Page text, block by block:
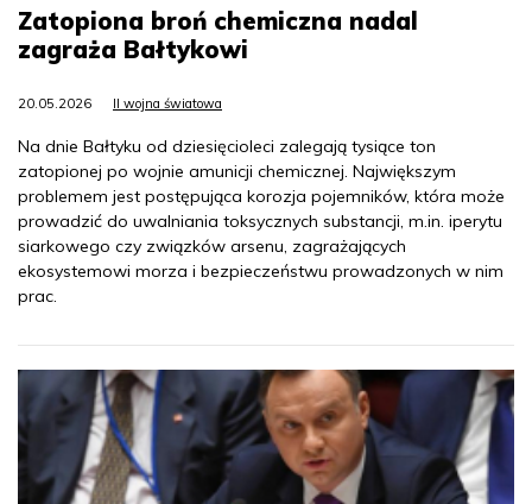
Zatopiona broń chemiczna nadal
zagraża Bałtykowi
20.05.2026 II wojna światowa
Na dnie Bałtyku od dziesięcioleci zalegają tysiące ton
zatopionej po wojnie amunicji chemicznej. Największym
problemem jest postępująca korozja pojemników, która może
prowadzić do uwalniania toksycznych substancji, m.in. iperytu
siarkowego czy związków arsenu, zagrażających
ekosystemowi morza i bezpieczeństwu prowadzonych w nim
prac.